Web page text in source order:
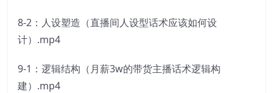
8-2：人设塑造（直播间人设型话术应该如何设
计）.mp4
9-1：逻辑结构（月薪3w的带货主播话术逻辑构
建）.mp4